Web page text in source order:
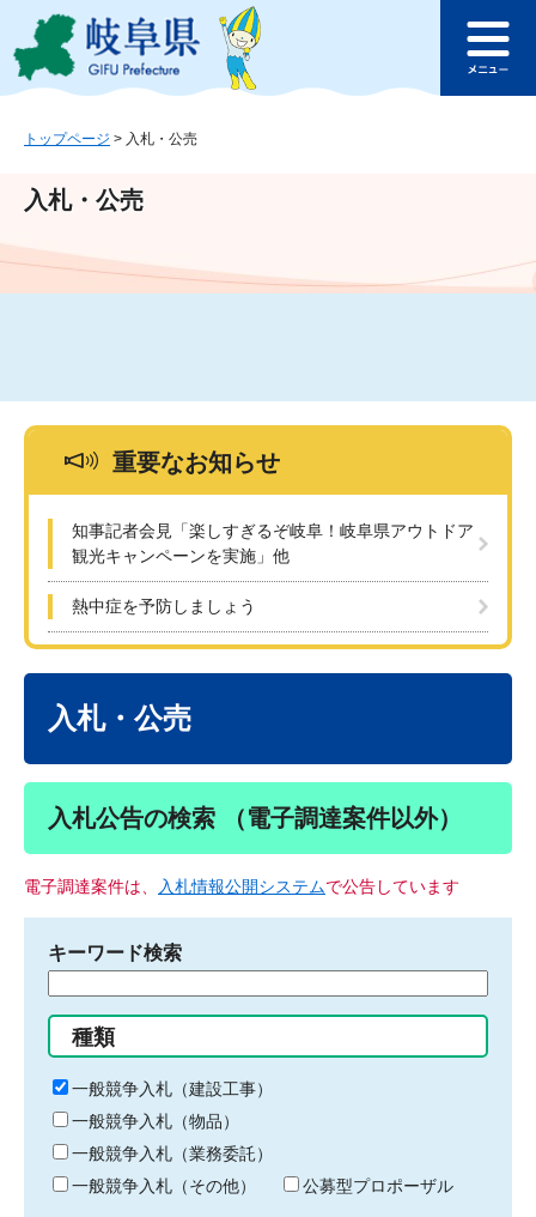
ジ
ュ
文
このページの本文へ
ュ
トップページ > 入札・公売
入札・公売
重要なお知らせ
知事記者会見「楽しすぎるぞ岐阜！岐阜県アウトドア
観光キャンペーンを実施」他
熱中症を予防しましょう
入札・公売
入札公告の検索 （電子調達案件以外）
電子調達案件は、 入札情報公開システムで公告しています
キーワード検索
る
キ
ー
ワ
ー
ド
種類
一般競争入札（建設工事）
一般競争入札（物品）
一般競争入札（業務委託）
一般競争入札（その他）
公募型プロポーザル